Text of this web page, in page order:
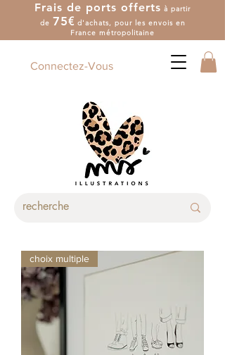
Frais de ports offerts à partir
de 75€ d'achats, pour les envois en
France métropolitaine
Connectez-Vous
choix multiple